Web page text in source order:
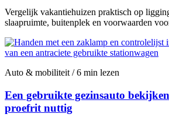
Vergelijk vakantiehuizen praktisch op
slaapruimte, buitenplek en voorwaarden
Auto & mobiliteit / 6 min lezen
Een gebruikte gezinsauto
proefrit nuttig